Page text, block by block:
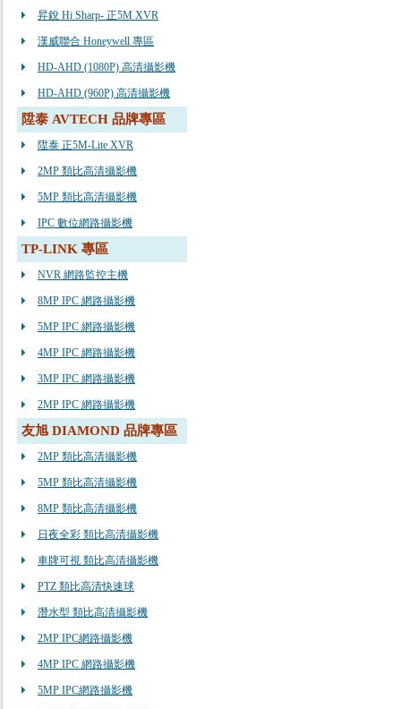
昇銳 Hi Sharp- 正5M XVR
漢威聯合 Honeywell 專區
HD-AHD (1080P) 高清攝影機
HD-AHD (960P) 高清攝影機
陞泰 AVTECH 品牌專區
陞泰 正5M-Lite XVR
2MP 類比高清攝影機
5MP 類比高清攝影機
IPC 數位網路攝影機
TP-LINK 專區
NVR 網路監控主機
8MP IPC 網路攝影機
5MP IPC 網路攝影機
4MP IPC 網路攝影機
3MP IPC 網路攝影機
2MP IPC 網路攝影機
友旭 DIAMOND 品牌專區
2MP 類比高清攝影機
5MP 類比高清攝影機
8MP 類比高清攝影機
日夜全彩 類比高清攝影機
車牌可視 類比高清攝影機
PTZ 類比高清快速球
潛水型 類比高清攝影機
2MP IPC網路攝影機
4MP IPC 網路攝影機
5MP IPC網路攝影機